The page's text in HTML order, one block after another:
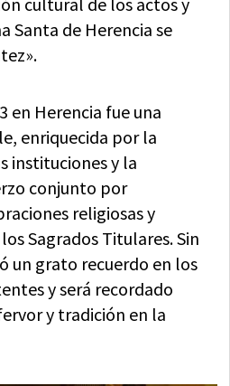
Santa de Herencia se
en Herencia fue una
enriquecida por la
instituciones y la
conjunto por
religiosas y
Sagrados Titulares. Sin
un grato recuerdo en los
y será recordado
y tradición en la